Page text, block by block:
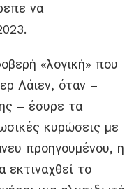
να
«λογική» που
Λάιεν, όταν –
– έσυρε τα
κυρώσεις με
προηγουμένου, η
εκτιναχθεί το